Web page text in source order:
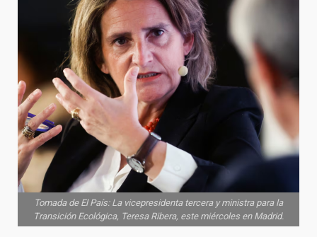
Tomada de El País: La vicepresidenta tercera y ministra para la
Transición Ecológica, Teresa Ribera, este miércoles en Madrid.